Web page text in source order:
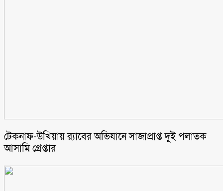
টেকনাফ-উখিয়ায় র‌্যাবের অভিযানে সাজাপ্রাপ্ত দুই পলাতক
আসামি গ্রেপ্তার